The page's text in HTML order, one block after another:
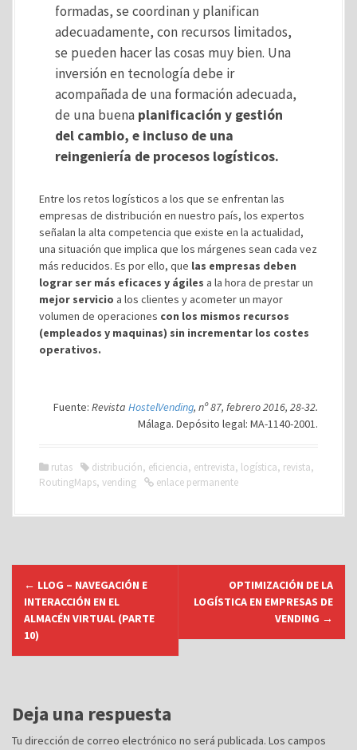
formadas, se coordinan y planifican
adecuadamente, con recursos limitados,
se pueden hacer las cosas muy bien. Una
inversión en tecnología debe ir
acompañada de una formación adecuada,
de una buena planificación y gestión
del cambio, e incluso de una
reingeniería de procesos logísticos.
Entre los retos logísticos a los que se enfrentan las
empresas de distribución en nuestro país, los expertos
señalan la alta competencia que existe en la actualidad,
una situación que implica que los márgenes sean cada vez
más reducidos. Es por ello, que las empresas deben
lograr ser más eficaces y ágiles a la hora de prestar un
mejor servicio a los clientes y acometer un mayor
volumen de operaciones con los mismos recursos
(empleados y maquinas) sin incrementar los costes
operativos.
Fuente: Revista HostelVending, nº 87, febrero 2016, 28-32.
Málaga. Depósito legal: MA-1140-2001.
rutas distribución, eficiencia, entrevista, logística, revista,
RoutingMaps, vending enlace permanente
g
c
i
← LLOG – NAVEGACIÓN E
INTERACCIÓN EN EL
ALMACÉN VIRTUAL (PARTE
10)
OPTIMIZACIÓN DE LA
LOGÍSTICA EN EMPRESAS DE
VENDING →
Deja una respuesta
Tu dirección de correo electrónico no será publicada. Los campos